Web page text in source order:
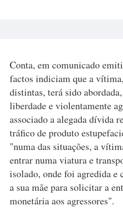
Conta, em comunicado
factos indiciam que a
distintas, terá sido
liberdade e violentamente
associado a alegada dívida
tráfico de produto
"numa das situações, a
entrar numa viatura e
isolado, onde foi agredida e
a sua mãe para solicitar a
monetária aos agressores".